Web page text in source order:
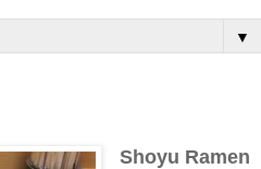
▼
Shoyu Ramen